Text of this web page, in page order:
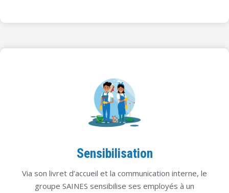
Sensibilisation
Via son livret d’accueil et la communication interne, le
groupe SAINES sensibilise ses employés à un